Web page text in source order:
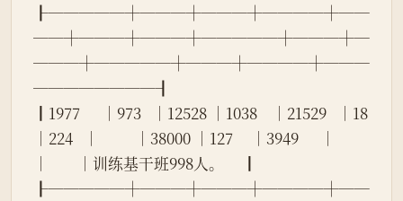
┠─────┼───┼───┼────┼──
──┼───┼───┼─────┼───┼─
───┼─────┼───┼────┼───
────────┨
┃1977      │973   │12528 │1038    │21529   │18
│224   │          │38000 │127     │3949      │
│        │训练基干班998人。     ┃
┠─────┼───┼───┼────┼──